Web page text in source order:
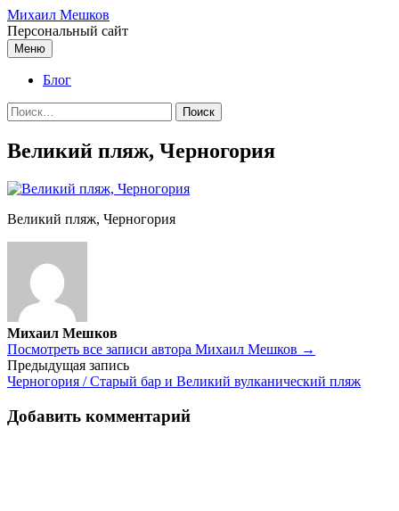
Перейти
к
содержимому
Михаил Мешков
Персональный сайт
Меню
Блог
Найти:
Великий пляж, Черногория
Великий пляж, Черногория
Михаил Мешков
Посмотреть все записи автора Михаил Мешков →
Навигация
по
записям
Предыдущая запись
Черногория / Старый бар и Великий вулканический пляж
Добавить комментарий